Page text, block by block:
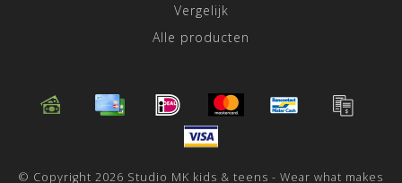
Vergelijk
Alle producten
© Copyright 2026 Studio MK kids & teens - Wear what makes